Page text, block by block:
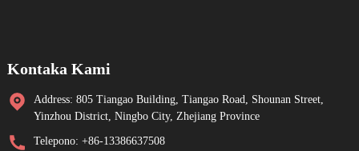
Kontaka Kami
Address: 805 Tiangao Building, Tiangao Road, Shounan Street,
Yinzhou District, Ningbo City, Zhejiang Province
Telepono: +86-13386637508